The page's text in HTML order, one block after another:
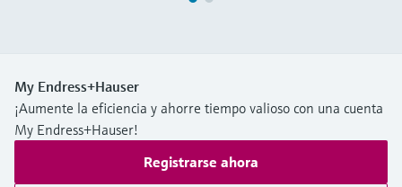
My Endress+Hauser
¡Aumente la eficiencia y ahorre tiempo valioso con una cuenta
My Endress+Hauser!
Registrarse ahora